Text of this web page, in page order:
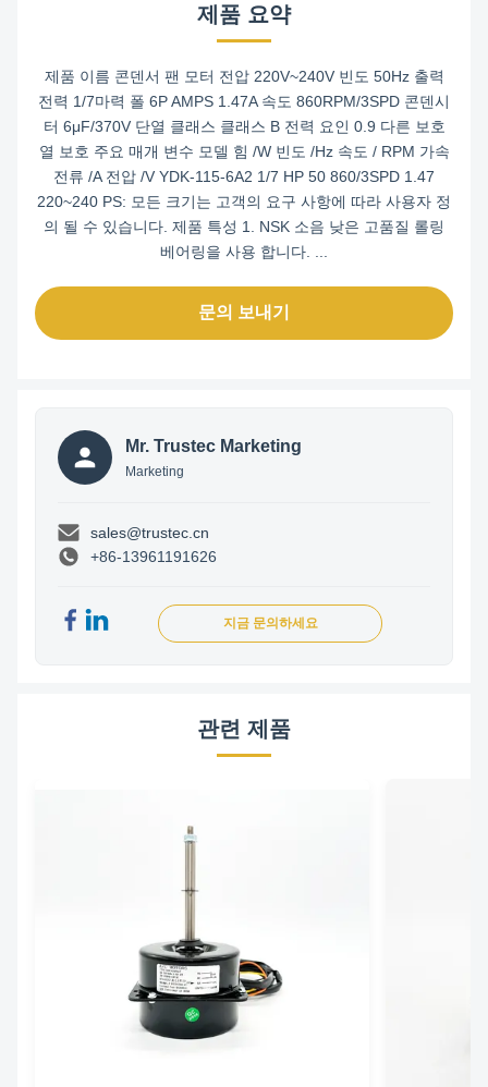
제품 요약
제품 이름 콘덴서 팬 모터 전압 220V~240V 빈도 50Hz 출력
전력 1/7마력 폴 6P AMPS 1.47A 속도 860RPM/3SPD 콘덴시
터 6μF/370V 단열 클래스 클래스 B 전력 요인 0.9 다른 보호
열 보호 주요 매개 변수 모델 힘 /W 빈도 /Hz 속도 / RPM 가속
전류 /A 전압 /V YDK-115-6A2 1/7 HP 50 860/3SPD 1.47
220~240 PS: 모든 크기는 고객의 요구 사항에 따라 사용자 정
의 될 수 있습니다. 제품 특성 1. NSK 소음 낮은 고품질 롤링
베어링을 사용 합니다. ...
문의 보내기
Mr. Trustec Marketing
Marketing
sales@trustec.cn
+86-13961191626
지금 문의하세요
관련 제품